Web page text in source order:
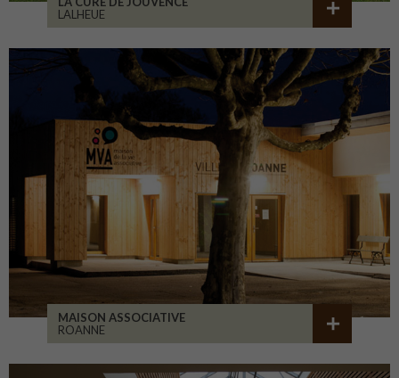
LALHEUE
MAISON ASSOCIATIVE
ROANNE